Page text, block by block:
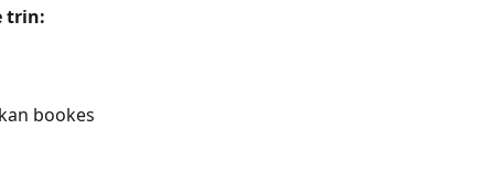
trin:
bookes